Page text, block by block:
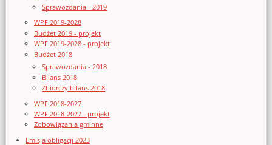
Sprawozdania - 2019
WPF 2019-2028
Budżet 2019 - projekt
WPF 2019-2028 - projekt
Budżet 2018
Sprawozdania - 2018
Bilans 2018
Zbiorczy bilans 2018
WPF 2018-2027
WPF 2018-2027 - projekt
Zobowiązania gminne
Emisja obligacji 2023